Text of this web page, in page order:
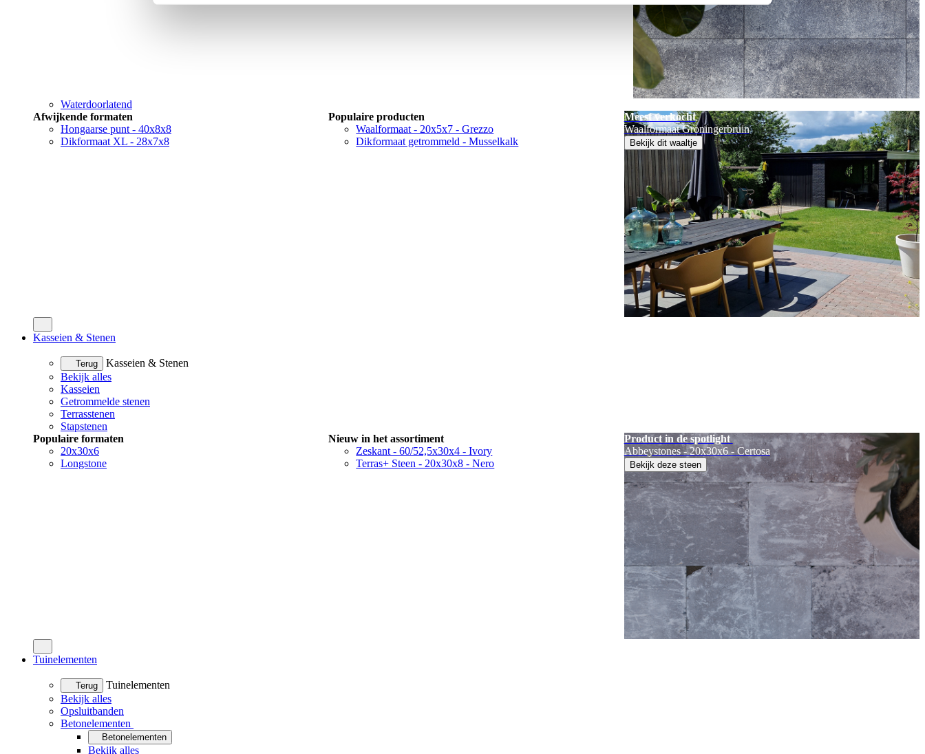
Waterdoorlatend
Afwijkende formaten
Hongaarse punt - 40x8x8
Dikformaat XL - 28x7x8
Populaire producten
Waalformaat - 20x5x7 - Grezzo
Dikformaat getrommeld - Musselkalk
Meest verkocht
Waalformaat Groningerbruin
Bekijk dit waaltje
Kasseien & Stenen
Terug
Kasseien & Stenen
Bekijk alles
Kasseien
Getrommelde stenen
Terrasstenen
Stapstenen
Populaire formaten
20x30x6
Longstone
Nieuw in het assortiment
Zeskant - 60/52,5x30x4 - Ivory
Terras+ Steen - 20x30x8 - Nero
Product in de spotlight
Abbeystones - 20x30x6 - Certosa
Bekijk deze steen
Tuinelementen
Terug
Tuinelementen
Bekijk alles
Opsluitbanden
Betonelementen
Betonelementen
Bekijk alles